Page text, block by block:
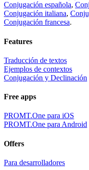
Conjugación española,
Conjugación italiana,
Conjugación francesa.
Features
Traducción de textos
Ejemplos de contextos
Conjugación y Declinación
Free apps
PROMT.One para iOS
PROMT.One para Android
Offers
Para desarrolladores